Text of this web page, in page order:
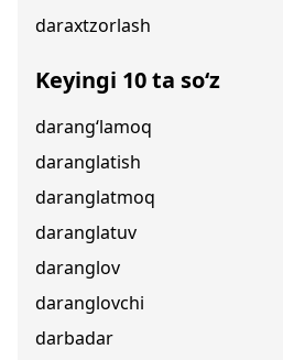
daraxtzorlash
Keyingi 10 ta so‘z
darang‘lamoq
daranglatish
daranglatmoq
daranglatuv
daranglov
daranglovchi
darbadar